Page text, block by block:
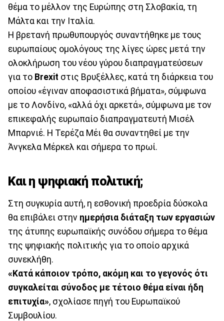
θέμα το μέλλον της Ευρώπης στη Σλοβακία, τη
Μάλτα και την Ιταλία.
Η βρετανή πρωθυπουργός συναντήθηκε με τους
ευρωπαίους ομολόγους της λίγες ώρες μετά την
ολοκλήρωση του νέου γύρου διαπραγματεύσεων
για το Brexit στις Βρυξέλλες, κατά τη διάρκεια του
οποίου «έγιναν αποφασιστικά βήματα», σύμφωνα
με το Λονδίνο, «αλλά όχι αρκετά», σύμφωνα με τον
επικεφαλής ευρωπαίο διαπραγματευτή Μισέλ
Μπαρνιέ. Η Τερέζα Μέι θα συναντηθεί με την
Άνγκελα Μέρκελ και σήμερα το πρωί.
Και η ψηφιακή πολιτική;
Στη συγκυρία αυτή, η εσθονική προεδρία δύσκολα
θα επιβάλει στην ημερήσια διάταξη των εργασιών
της άτυπης ευρωπαϊκής συνόδου σήμερα το θέμα
της ψηφιακής πολιτικής για το οποίο αρχικά
συνεκλήθη.
«Κατά κάποιον τρόπο, ακόμη και το γεγονός ότι
συγκαλείται σύνοδος με τέτοιο θέμα είναι ήδη
επιτυχία», σχολίασε πηγή του Ευρωπαϊκού
Συμβουλίου.